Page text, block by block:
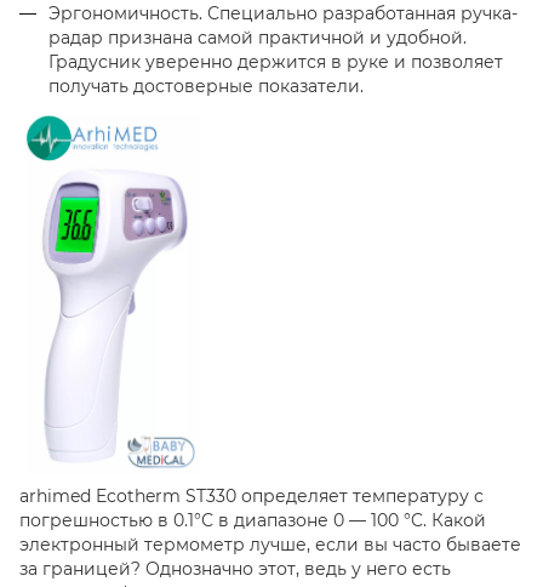
Эргономичность. Специально разработанная ручка-
радар признана самой практичной и удобной.
Градусник уверенно держится в руке и позволяет
получать достоверные показатели.
arhimed Ecotherm ST330 определяет температуру с
погрешностью в 0.1°С в диапазоне 0 — 100 °C. Какой
электронный термометр лучше, если вы часто бываете
за границей? Однозначно этот, ведь у него есть